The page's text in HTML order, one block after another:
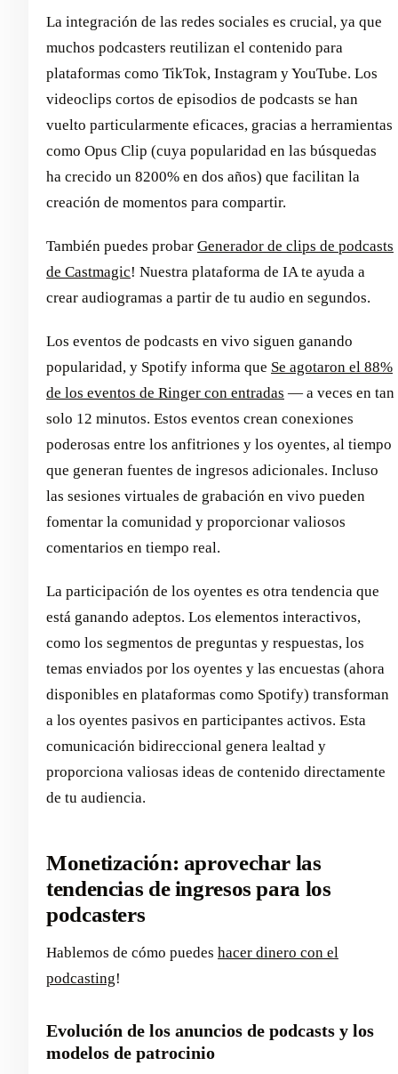
La integración de las redes sociales es crucial, ya que
muchos podcasters reutilizan el contenido para
plataformas como TikTok, Instagram y YouTube. Los
videoclips cortos de episodios de podcasts se han
vuelto particularmente eficaces, gracias a herramientas
como Opus Clip (cuya popularidad en las búsquedas
ha crecido un 8200% en dos años) que facilitan la
creación de momentos para compartir.
También puedes probar Generador de clips de podcasts
de Castmagic! Nuestra plataforma de IA te ayuda a
crear audiogramas a partir de tu audio en segundos.
Los eventos de podcasts en vivo siguen ganando
popularidad, y Spotify informa que Se agotaron el 88%
de los eventos de Ringer con entradas — a veces en tan
solo 12 minutos. Estos eventos crean conexiones
poderosas entre los anfitriones y los oyentes, al tiempo
que generan fuentes de ingresos adicionales. Incluso
las sesiones virtuales de grabación en vivo pueden
fomentar la comunidad y proporcionar valiosos
comentarios en tiempo real.
La participación de los oyentes es otra tendencia que
está ganando adeptos. Los elementos interactivos,
como los segmentos de preguntas y respuestas, los
temas enviados por los oyentes y las encuestas (ahora
disponibles en plataformas como Spotify) transforman
a los oyentes pasivos en participantes activos. Esta
comunicación bidireccional genera lealtad y
proporciona valiosas ideas de contenido directamente
de tu audiencia.
Monetización: aprovechar las
tendencias de ingresos para los
podcasters
Hablemos de cómo puedes hacer dinero con el
podcasting!
Evolución de los anuncios de podcasts y los
modelos de patrocinio